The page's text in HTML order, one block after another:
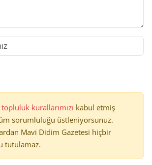
topluluk kurallarımızı kabul etmiş
sorumluluğu üstleniyorsunuz.
Mavi Didim Gazetesi hiçbir
tutulamaz.